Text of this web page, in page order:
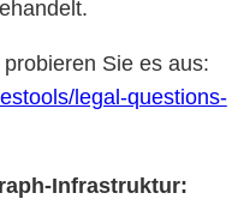
Sie es aus:
legal-questions-
Infrastruktur: